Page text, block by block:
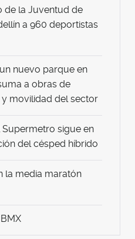
de la Juventud de
a 960 deportistas
nuevo parque en
a obras de
movilidad del sector
sigue en
del césped híbrido
la media maratón